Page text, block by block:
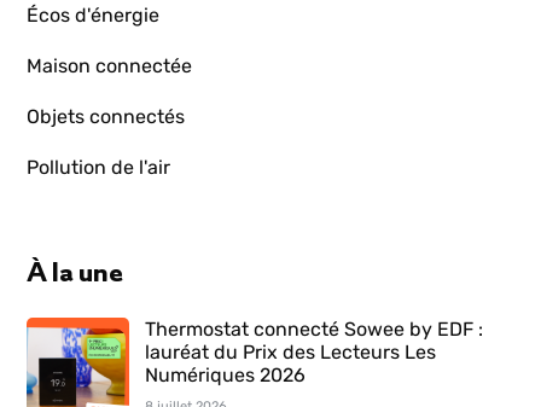
Écos d'énergie
Maison connectée
Objets connectés
Pollution de l'air
À la une
Thermostat connecté Sowee by EDF :
lauréat du Prix des Lecteurs Les
Numériques 2026